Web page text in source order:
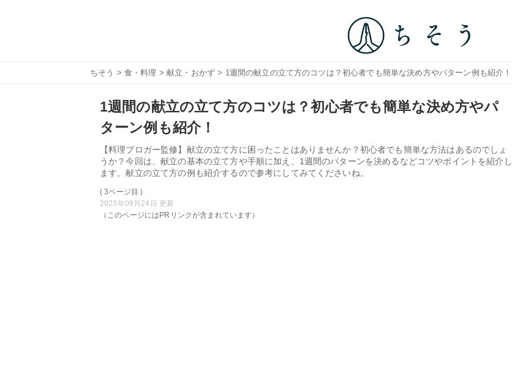
ちそう > 食・料理 >献立・おかず > 1週間の献立の立て方のコツは？初心者でも簡単な決め方やパターン例も紹介！
1週間の献立の立て方のコツは？初心者でも簡単な決め方やパ
ターン例も紹介！
【料理ブロガー監修】献立の立て方に困ったことはありませんか？初心者でも簡単な方法はあるのでしょ
うか？今回は、献立の基本の立て方や手順に加え、1週間のパターンを決めるなどコツやポイントを紹介し
ます。献立の立て方の例も紹介するので参考にしてみてくださいね。
( 3ページ目 )
2023年09月24日 更新
（このページにはPRリンクが含まれています）